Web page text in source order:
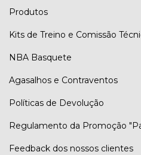
Produtos
Kits de Treino e Comissão
NBA Basquete
Agasalhos e Contraventos
Políticas de Devolução
Regulamento da Promoção
Feedback dos nossos clientes